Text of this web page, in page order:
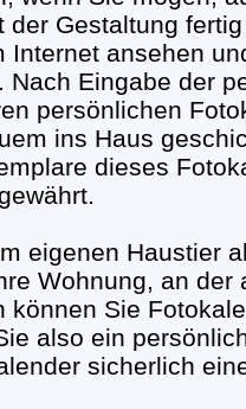
der Gestaltung
Internet ansehen
Nach Eingabe der
persönlichen
ins Haus
dieses
eigenen Haustier
Wohnung, an
können Sie
also ein
sicherlich